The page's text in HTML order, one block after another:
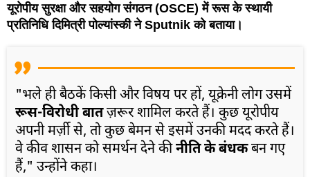
यूरोपीय सुरक्षा और सहयोग संगठन (OSCE) में रूस के स्थायी
प्रतिनिधि दिमित्री पोल्यांस्की ने Sputnik को बताया।
"भले ही बैठकें किसी और विषय पर हों, यूक्रेनी लोग उसमें
रूस-विरोधी बातज़रूर शामिल करते हैं। कुछ यूरोपीय
अपनी मर्ज़ी से, तो कुछ बेमन से इसमें उनकी मदद करते हैं।
वे कीव शासन को समर्थन देने कीनीति के बंधकबन गए
हैं," उन्होंने कहा।